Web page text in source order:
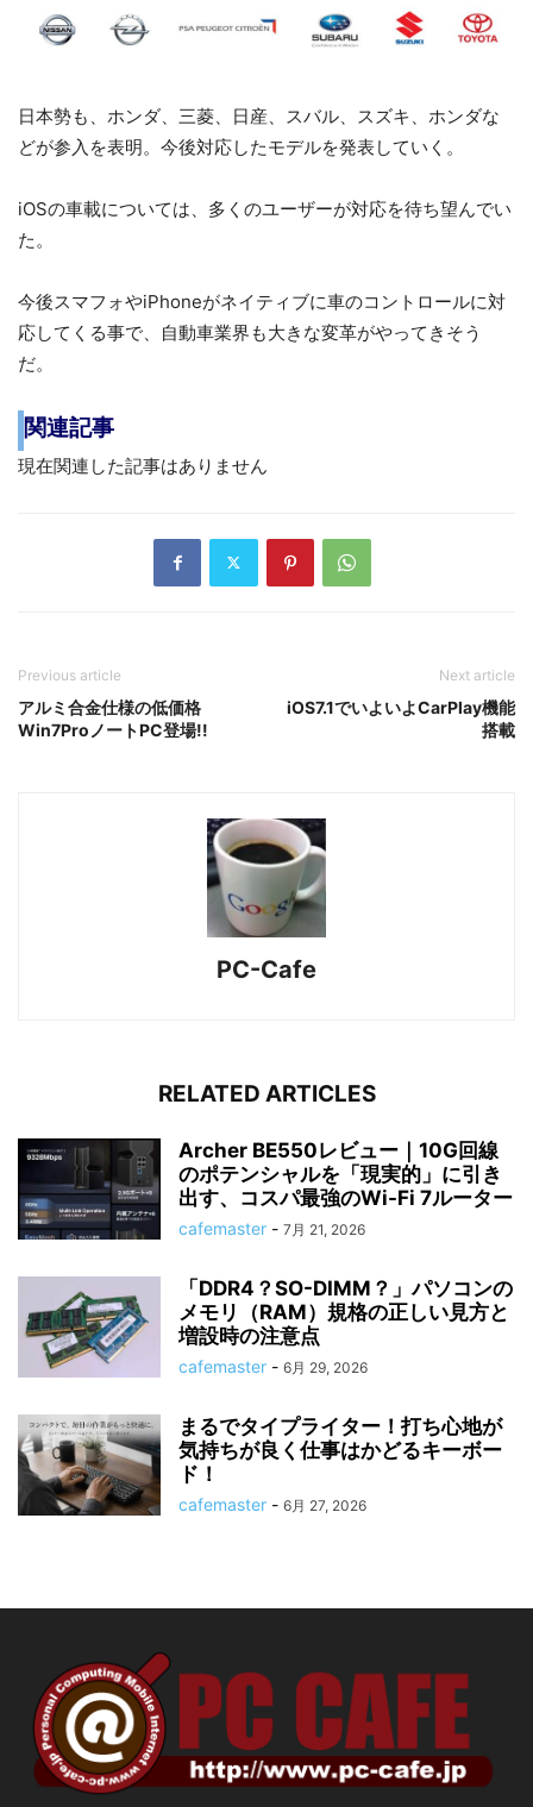
日本勢も、ホンダ、三菱、日産、スバル、スズキ、ホンダな
どが参入を表明。今後対応したモデルを発表していく。
iOSの車載については、多くのユーザーが対応を待ち望んでい
た。
今後スマフォやiPhoneがネイティブに車のコントロールに対
応してくる事で、自動車業界も大きな変革がやってきそう
だ。
関連記事
現在関連した記事はありません
Previous article
アルミ合金仕様の低価格
Win7ProノートPC登場!!
Next article
iOS7.1でいよいよCarPlay機能
搭載
PC-Cafe
RELATED ARTICLES
Archer BE550レビュー｜10G回線
のポテンシャルを「現実的」に引き
出す、コスパ最強のWi-Fi 7ルーター
cafemaster - 7月 21, 2026
「DDR4？SO-DIMM？」パソコンの
メモリ（RAM）規格の正しい見方と
増設時の注意点
cafemaster - 6月 29, 2026
まるでタイプライター！打ち心地が
気持ちが良く仕事はかどるキーボー
ド！
cafemaster - 6月 27, 2026